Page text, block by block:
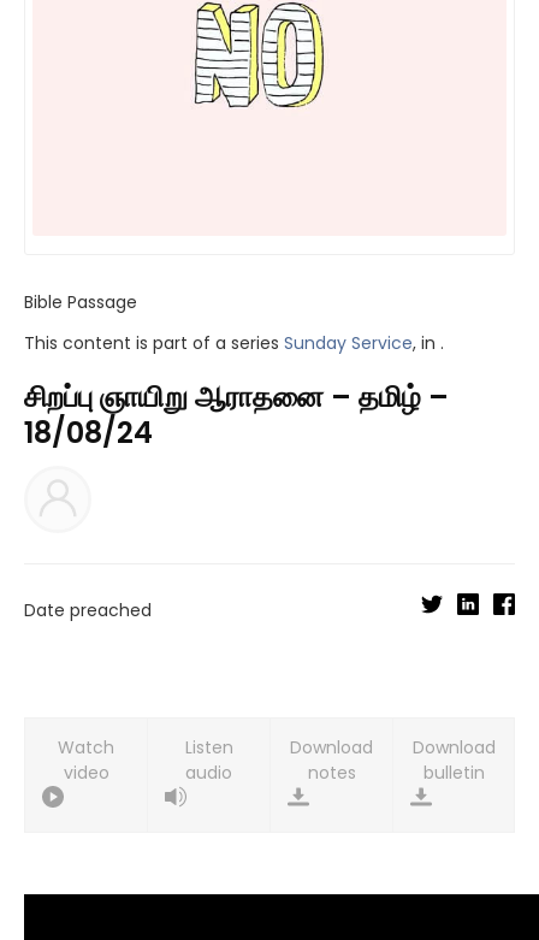
Bible Passage
This content is part of a series Sunday Service, in .
சிறப்பு ஞாயிறு ஆராதனை – தமிழ் –
18/08/24
Date preached
Watch
video
Listen
audio
Download
notes
Download
bulletin